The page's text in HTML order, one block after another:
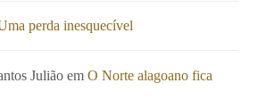
perda inesquecível
Julião emO Norte alagoano fica